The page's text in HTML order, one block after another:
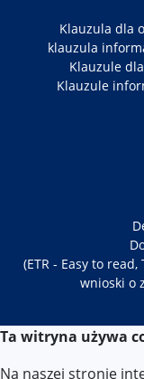
Klauzula dla
klauzula
Klauzule
Klauzule
(ETR - Easy to
wnioski o
Ta witryna używa
Na naszej stronie